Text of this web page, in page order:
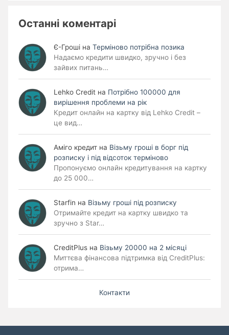
Останні коментарі
Є-Гроші на Терміново потрібна позика
Надаємо кредити швидко, зручно і без
зайвих питань…
Lehko Сredit на Потрібно 100000 для
вирішення проблеми на рік
Кредит онлайн на картку від Lehko Credit –
це вид…
Аміго кредит на Візьму гроші в борг під
розписку і під відсоток терміново
Пропонуємо онлайн кредитування на картку
до 25 000…
Starfin на Візьму гроші під розписку
Отримайте кредит на картку швидко та
зручно з Star…
CreditPlus на Візьму 20000 на 2 місяці
Миттєва фінансова підтримка від CreditPlus:
отрима…
Контакти